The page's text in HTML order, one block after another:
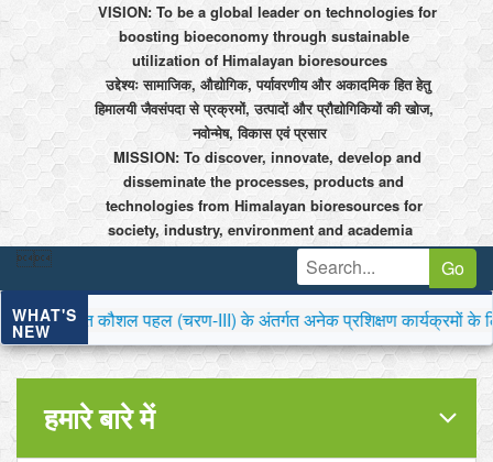
VISION: To be a global leader on technologies for
boosting bioeconomy through sustainable
utilization of Himalayan bioresources
उद्देश्यः सामाजिक, औद्योगिक, पर्यावरणीय और अकादमिक हित हेतु
हिमालयी जैवसंपदा से प्रक्रमों, उत्पादों और प्रौद्योगिकियों की खोज,
नवोन्मेष, विकास एवं प्रसार
MISSION: To discover, innovate, develop and
disseminate the processes, products and
technologies from Himalayan bioresources for
society, industry, environment and academia
 Go
WHAT'S
NEW कौशल पहल (चरण-III) के अंतर्गत अनेक प्रशिक्षण कार्यक्रमों के
हमारे बारे में